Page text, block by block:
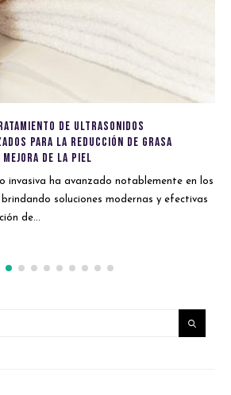
de ultrasonidos
para la reducción de grasa
de la piel
invasiva ha avanzado notablemente en los
soluciones modernas y efectivas
de...